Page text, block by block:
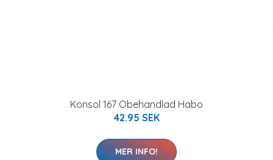
Konsol 167 Obehandlad Habo
42.95 SEK
MER INFO!